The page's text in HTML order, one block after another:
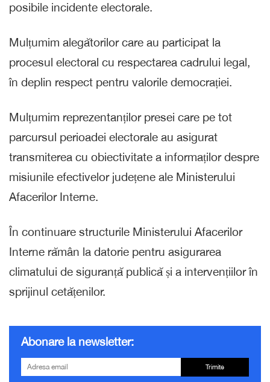
posibile incidente electorale.
Mulțumim alegătorilor care au participat la
procesul electoral cu respectarea cadrului legal,
în deplin respect pentru valorile democrației.
Mulțumim reprezentanților presei care pe tot
parcursul perioadei electorale au asigurat
transmiterea cu obiectivitate a informaților despre
misiunile efectivelor județene ale Ministerului
Afacerilor Interne.
În continuare structurile Ministerului Afacerilor
Interne rămân la datorie pentru asigurarea
climatului de siguranță publică și a intervențiilor în
sprijinul cetățenilor.
Abonare la newsletter:
Trimite